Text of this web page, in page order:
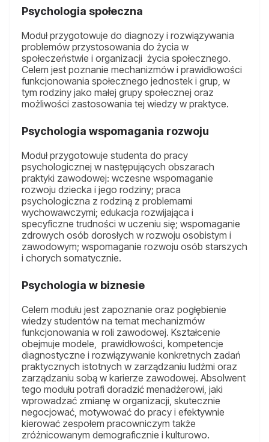
Psychologia społeczna
Moduł przygotowuje do diagnozy i rozwiązywania
problemów przystosowania do życia w
społeczeństwie i organizacji życia społecznego.
Celem jest poznanie mechanizmów i prawidłowości
funkcjonowania społecznego jednostek i grup, w
tym rodziny jako małej grupy społecznej oraz
możliwości zastosowania tej wiedzy w praktyce.
Psychologia wspomagania rozwoju
Moduł przygotowuje studenta do pracy
psychologicznej w następujących obszarach
praktyki zawodowej: wczesne wspomaganie
rozwoju dziecka i jego rodziny; praca
psychologiczna z rodziną z problemami
wychowawczymi; edukacja rozwijająca i
specyficzne trudności w uczeniu się; wspomaganie
zdrowych osób dorosłych w rozwoju osobistym i
zawodowym; wspomaganie rozwoju osób starszych
i chorych somatycznie.
Psychologia w biznesie
Celem modułu jest zapoznanie oraz pogłębienie
wiedzy studentów na temat mechanizmów
funkcjonowania w roli zawodowej. Kształcenie
obejmuje modele, prawidłowości, kompetencje
diagnostyczne i rozwiązywanie konkretnych zadań
praktycznych istotnych w zarządzaniu ludźmi oraz
zarządzaniu sobą w karierze zawodowej. Absolwent
tego modułu potrafi doradzić menadżerowi, jaki
wprowadzać zmianę w organizacji, skutecznie
negocjować, motywować do pracy i efektywnie
kierować zespołem pracowniczym także
zróżnicowanym demograficznie i kulturowo.